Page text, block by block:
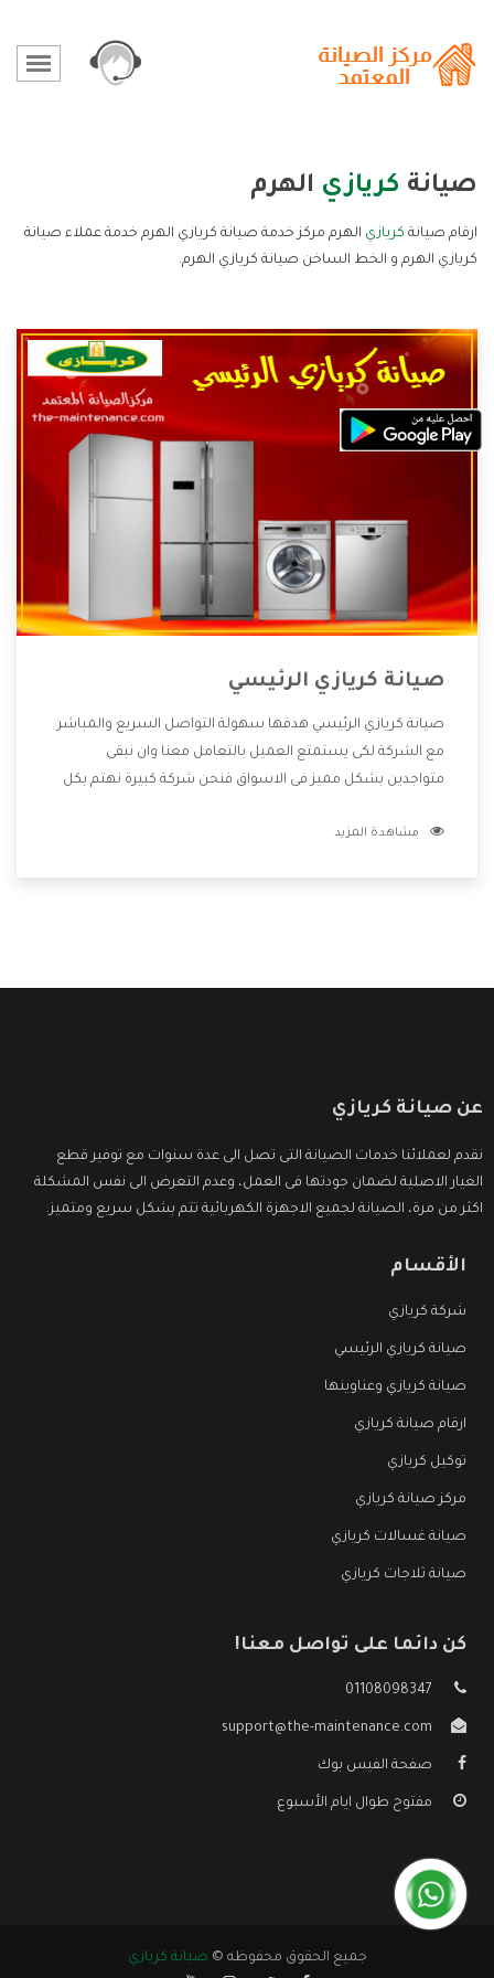
صيانة كريازي الهرم
ارقام صيانة كريازي الهرم مركز خدمة صيانة كريازي الهرم خدمة عملاء صيانة
كريازي الهرم و الخط الساخن صيانة كريازي الهرم.
صيانة كريازي الرئيسي
صيانة كريازي الرئيسي هدفها سهولة التواصل السريع والمباشر
مع الشركة لكى يستمتع العميل بالتعامل معنا وان نبقى
متواجدين بشكل مميز فى الاسواق فنحن شركة كبيرة نهتم بكل
الشركة بها والتى تكون منها خدمة الصيانة التى تكون من أهم
مشاهدة المزيد
عن صيانة كريازي
نقدم لعملائنا خدمات الصيانة التى تصل الى عدة سنوات مع توفير قطع
الغيار الاصلية لضمان جودتها فى العمل، وعدم التعرض الى نفس المشكلة
اكثر من مرة، الصيانة لجميع الاجهزة الكهربائية تتم بشكل سريع ومتميز.
الأقسام
شركة كريازي
صيانة كريازي الرئيسي
صيانة كريازي وعناوينها
ارقام صيانة كريازي
توكيل كريازي
مركز صيانة كريازي
صيانة غسالات كريازي
صيانة ثلاجات كريازي
كن دائما على تواصل معنا!
01108098347
support@the-maintenance.com
صفحة الفيس بوك
مفتوح طوال ايام الأسبوع
جميع الحقوق محفوظه © صيانة كريازي